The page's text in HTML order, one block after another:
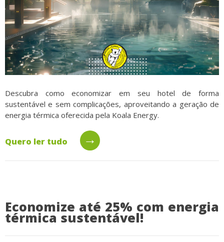
Descubra como economizar em seu hotel de forma
sustentável e sem complicações, aproveitando a geração de
energia térmica oferecida pela Koala Energy.
Quero ler tudo →
Economize até 25% com energia
térmica sustentável!
Relatório Transparência
Trabalhe Conosco